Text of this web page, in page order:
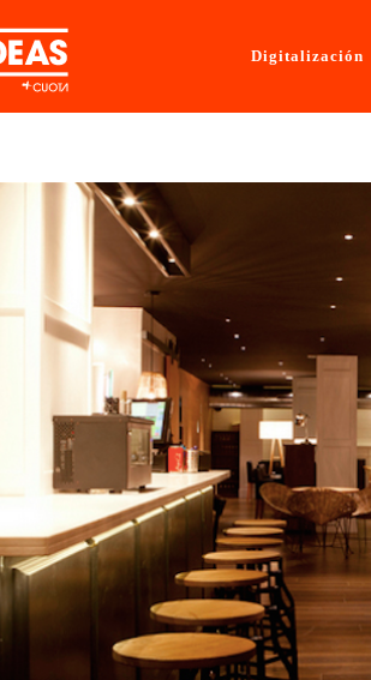
Digitalización